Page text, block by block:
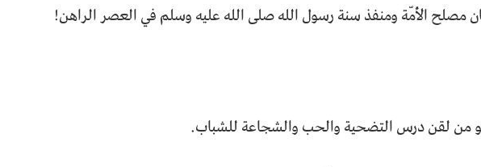
مصلح الأمّة ومنفذ سنة رسول الله صلى الله عليه وسلم في العصر الراهن!
من لقن درس التضحية والحب والشجاعة للشباب.